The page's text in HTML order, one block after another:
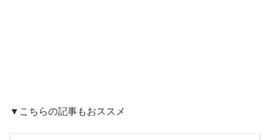
▼こちらの記事もおススメ